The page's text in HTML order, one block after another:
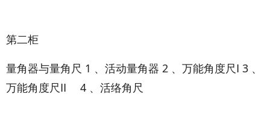
第二柜
量角器与量角尺 1 、活动量角器 2 、万能角度尺Ⅰ 3 、
万能角度尺Ⅱ 4 、活络角尺